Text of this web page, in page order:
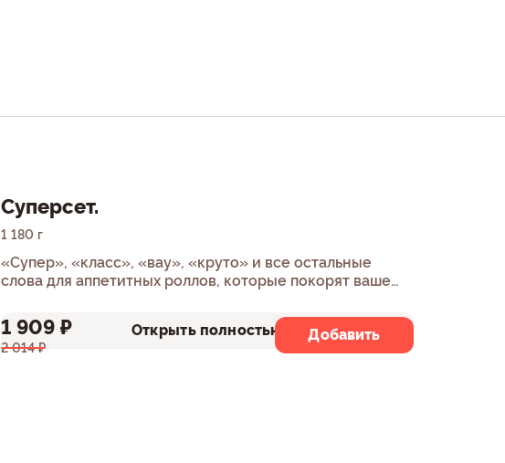
Суперсет.
1 180 г
«Супер», «класс», «вау», «круто» и все остальные
слова для аппетитных роллов, которые покорят ваше
Открыть полностью
1 909 ₽
2 014 ₽
Добавить